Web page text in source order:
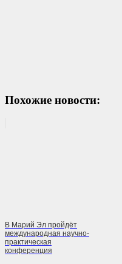
Похожие новости:
В Марий Эл пройдёт
международная научно-
практическая
конференция